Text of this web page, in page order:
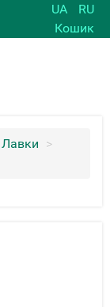
UA
RU
Кошик
Лавки >